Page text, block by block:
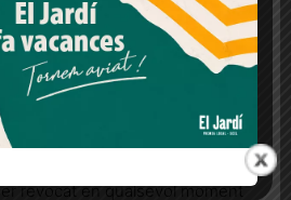
Acceptar Rebutjar tot
compte al Diari el Jardí, dona el
per rebre comunicacions
revocat en qualsevol moment